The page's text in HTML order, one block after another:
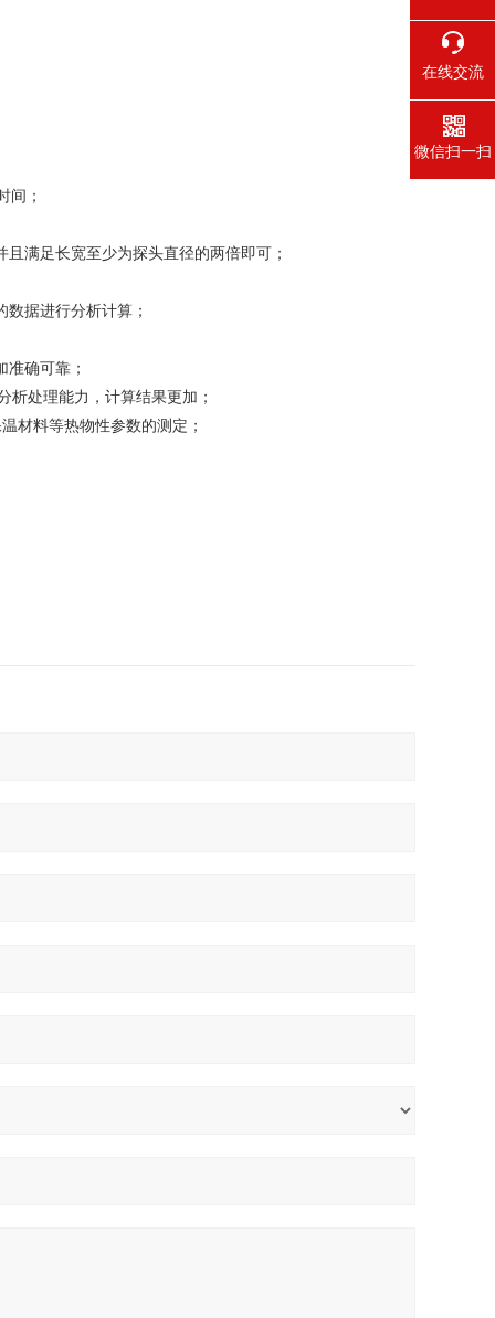
间；
满足长宽至少为探头直径的两倍即可；
据进行分析计算；
确可靠；
处理能力，计算结果更加；
材料等热物性参数的测定；
在线交流
微信扫一扫